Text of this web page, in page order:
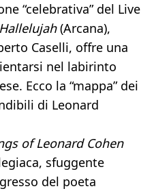
“celebrativa” del Live
Hallelujah(Arcana),
Caselli, offre una
nel labirinto
Ecco la “mappa” dei
di Leonard
of Leonard Cohen
sfuggente
del poeta